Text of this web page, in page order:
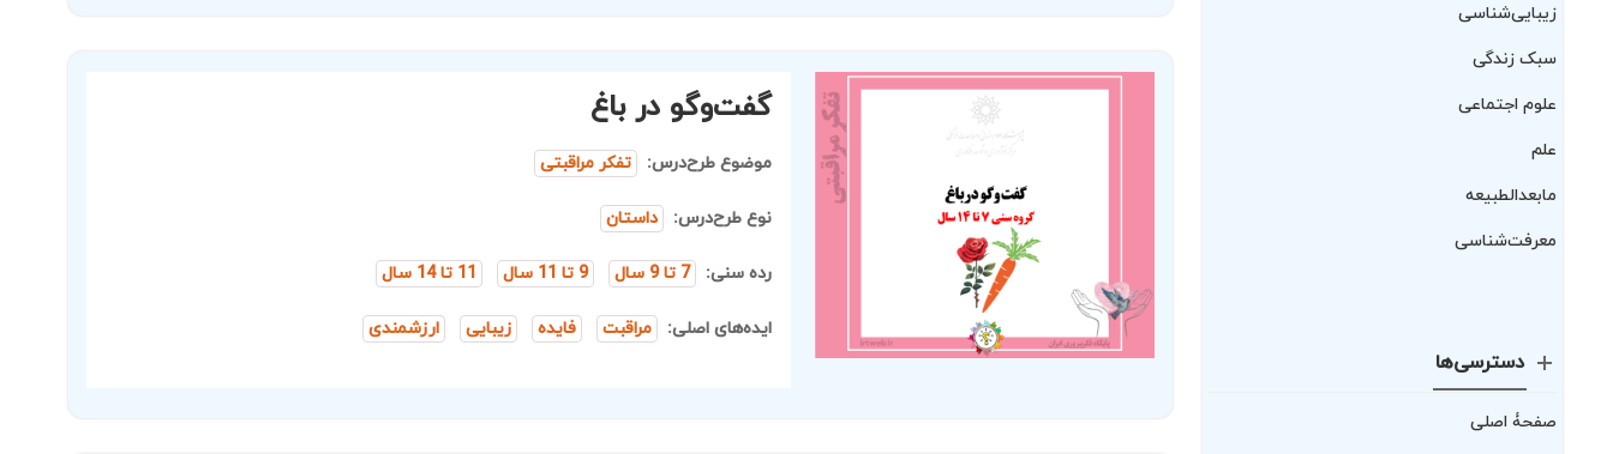
زیبایی‌شناسی
سبک زندگی
علوم اجتماعی
علم
مابعدالطبیعه
معرفت‌شناسی
دسترسی‌ها
صفحۀ اصلی
گفت‌و‌گو در باغ
موضوع طرح‌درس: تفکر مراقبتی
نوع طرح‌درس: داستان
رده سنی: 7 تا 9 سال 9 تا 11 سال 11 تا 14 سال
ایده‌های اصلی: مراقبت فایده زیبایی ارزشمندی